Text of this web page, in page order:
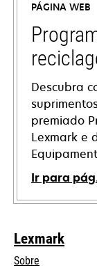
new
tab
PÁGINA WEB
Descubra
premiado
Lexmark e
Ir para
Lexmark
Sobre